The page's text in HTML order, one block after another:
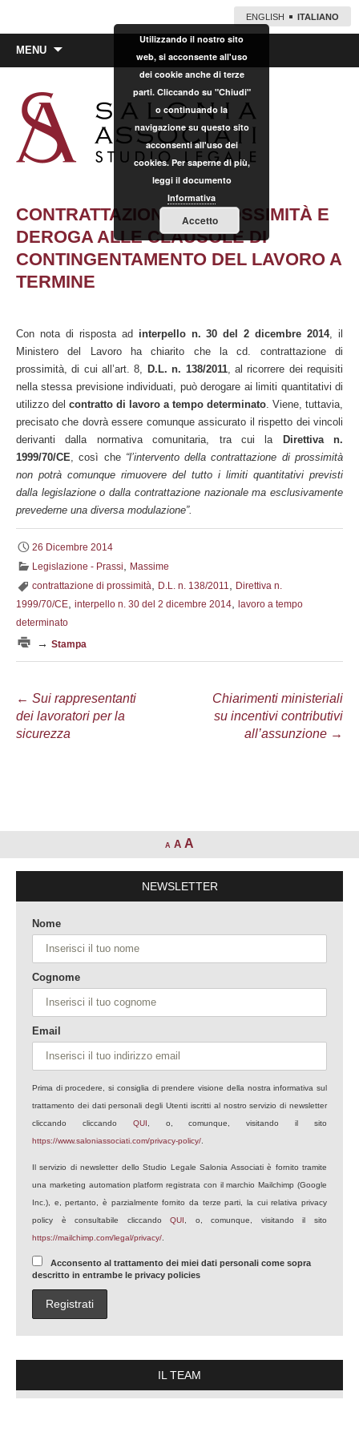
ENGLISH ITALIANO
MENU
CONTRATTAZIONE DI PROSSIMITÀ E
DEROGA ALLE CLAUSOLE DI
CONTINGENTAMENTO DEL LAVORO A
TERMINE
Con nota di risposta ad interpello n. 30 del 2 dicembre 2014, il
Ministero del Lavoro ha chiarito che la cd. contrattazione di
prossimità, di cui all’art. 8, D.L. n. 138/2011, al ricorrere dei requisiti
nella stessa previsione individuati, può derogare ai limiti quantitativi di
utilizzo del contratto di lavoro a tempo determinato. Viene, tuttavia,
precisato che dovrà essere comunque assicurato il rispetto dei vincoli
derivanti dalla normativa comunitaria, tra cui la
Direttiva n.
1999/70/CE, così che“l’intervento della contrattazione di prossimità
non potrà comunque rimuovere del tutto i limiti quantitativi previsti
dalla legislazione o dalla contrattazione nazionale ma esclusivamente
prevederne una diversa modulazione”.
26 Dicembre 2014
Legislazione - Prassi
Massime
contrattazione di prossimità
D.L. n. 138/2011
Direttiva n.
1999/70/CE interpello n. 30 del 2 dicembre 2014
lavoro a tempo
determinato
→ Stampa
Navigazione
articolo
← Sui rappresentanti
dei lavoratori per la
sicurezza
Chiarimenti ministeriali
su incentivi contributivi
all’assunzione →
A A A
NEWSLETTER
Nome
Cognome
Email
Prima di procedere, si consiglia di prendere visione della nostra informativa sul
trattamento dei dati personali degli Utenti iscritti al nostro servizio di newsletter
cliccando cliccando QUI , o, comunque, visitando il sito
https://www.saloniassociati.com/privacy-policy/
Il servizio di newsletter dello Studio Legale Salonia Associati è fornito tramite
una marketing automation platform registrata con il marchio Mailchimp (Google
Inc.), e, pertanto, è parzialmente fornito da terze parti, la cui relativa privacy
policy è consultabile cliccandoQUI
, o, comunque, visitando il sito
https://mailchimp.com/legal/privacy/
Acconsento al trattamento dei miei dati personali come sopra
descritto in entrambe le privacy policies
IL TEAM
Utilizzando il nostro sito
web, si acconsente all'uso
dei cookie anche di terze
parti. Cliccando su "Chiudi"
o continuando la
navigazione su questo sito
acconsenti all'uso dei
cookies. Per saperne di più,
leggi il documento
Informativa
Accetto